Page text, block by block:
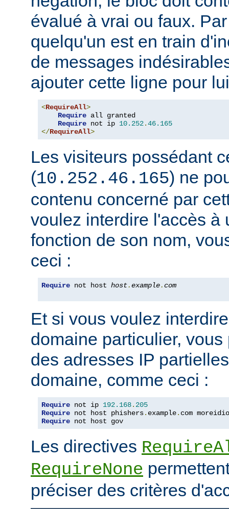
évalué à vrai ou faux.
quelqu'un est en train
de messages
ajouter cette ligne pour
<RequireAll>
Require all granted
Require not ip 10.252.46.165
</RequireAll>
Les visiteurs possédant
(10.252.46.165) ne
contenu concerné par
voulez interdire l'accès à
fonction de son nom,
ceci :
Require not host host.example.com
Et si vous voulez
domaine particulier,
des adresses IP
domaine, comme ceci :
Require not ip 192.168. 205
Require not host phishers. example. com
Require not host gov
Les directives
RequireNone
préciser des critères